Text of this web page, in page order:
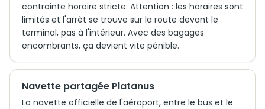
contrainte horaire stricte. Attention : les horaires sont
limités et l'arrêt se trouve sur la route devant le
terminal, pas à l'intérieur. Avec des bagages
encombrants, ça devient vite pénible.
Navette partagée Platanus
La navette officielle de l'aéroport, entre le bus et le